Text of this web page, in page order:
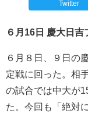
Twitter
６月16日 慶大日吉
６月８日、９日の
定戦に回った。相
の試合では中大が
た。今回も「絶対